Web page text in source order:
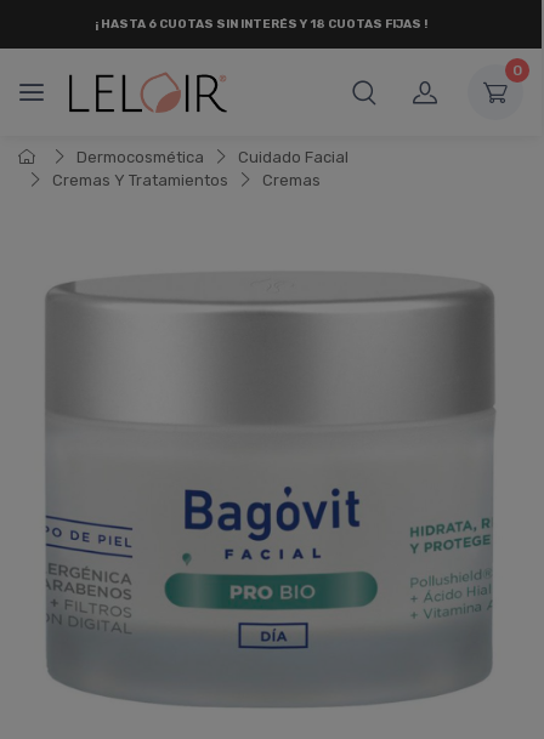
¡ HASTA 6 CUOTAS SIN INTERÉS Y 18 CUOTAS FIJAS !
0
Dermocosmética
Cuidado Facial
Cremas Y Tratamientos
Cremas